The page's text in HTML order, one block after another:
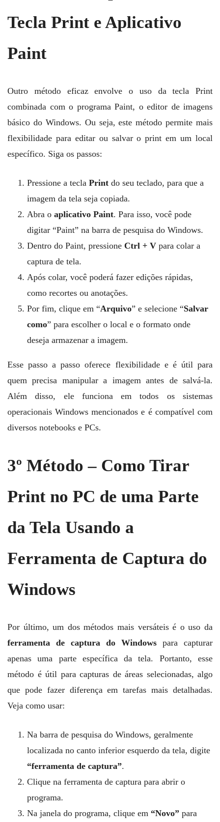
Tecla Print e Aplicativo
Paint
Outro método eficaz envolve o uso da tecla Print
combinada com o programa Paint, o editor de imagens
básico do Windows. Ou seja, este método permite mais
flexibilidade para editar ou salvar o print em um local
específico. Siga os passos:
Pressione a tecla Print do seu teclado, para que a
imagem da tela seja copiada.
Abra o aplicativo Paint. Para isso, você pode
digitar “Paint” na barra de pesquisa do Windows.
Dentro do Paint, pressione Ctrl + V para colar a
captura de tela.
Após colar, você poderá fazer edições rápidas,
como recortes ou anotações.
Por fim, clique em “Arquivo” e selecione “Salvar
como” para escolher o local e o formato onde
deseja armazenar a imagem.
Esse passo a passo oferece flexibilidade e é útil para
quem precisa manipular a imagem antes de salvá-la.
Além disso, ele funciona em todos os sistemas
operacionais Windows mencionados e é compatível com
diversos notebooks e PCs.
3º Método – Como Tirar
Print no PC de uma Parte
da Tela Usando a
Ferramenta de Captura do
Windows
Por último, um dos métodos mais versáteis é o uso da
ferramenta de captura do Windows para capturar
apenas uma parte específica da tela. Portanto, esse
método é útil para capturas de áreas selecionadas, algo
que pode fazer diferença em tarefas mais detalhadas.
Veja como usar:
Na barra de pesquisa do Windows, geralmente
localizada no canto inferior esquerdo da tela, digite
“ferramenta de captura”.
Clique na ferramenta de captura para abrir o
programa.
Na janela do programa, clique em “Novo” para